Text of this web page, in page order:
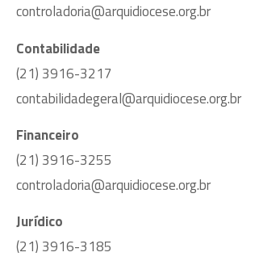
controladoria@arquidiocese.org.br
Contabilidade
(21) 3916-3217
contabilidadegeral@arquidiocese.org.br
Financeiro
(21) 3916-3255
controladoria@arquidiocese.org.br
Jurídico
(21) 3916-3185